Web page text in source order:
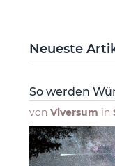
Neueste
So werden
von Viversum in